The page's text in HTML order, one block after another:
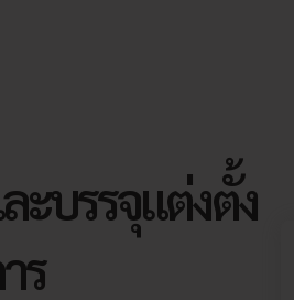
ะบรรจุแต่งตั้ง
ร